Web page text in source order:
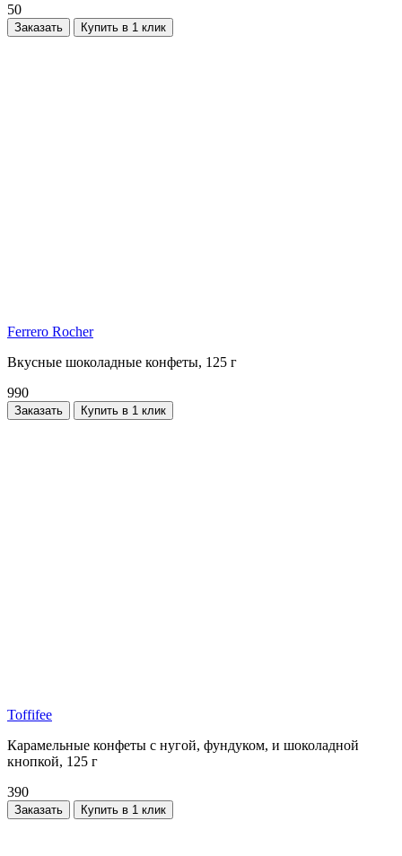
50
Заказать Купить в 1 клик
Ferrero Rocher
Вкусные шоколадные конфеты, 125 г
990
Заказать Купить в 1 клик
Toffifee
Карамельные конфеты с нугой, фундуком, и шоколадной
кнопкой, 125 г
390
Заказать Купить в 1 клик